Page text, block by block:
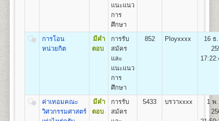
หลักสูตร 4 ปี จำนวน 138 -148
หน่วยกิต
ชื่อปริญญาวิศวกรรมศาสตรบัณฑิต (วศ.บ.) Bachelor of
Engineering (B.Eng.)
1.สาขาวิชาวิศวกรรมโยธา
2.สาขาวิชาวิศวกรรมอุตสาหการ
3.สาขาวิชาวิศวกรรมพลังงาน
4.สาขาวิชาวิศวกรรมคอมพิวเตอร์
5.สาขาวิชาวิศวกรรมสิ่งแวดล้อม
สูตรการชำระเงินสำหรับผู้เข้าศึกษาราย
กระบวนวิชา (PRE-DEGREE)
จำนวน
หน่วยกิต
ค่า
บำรุง
ค่า
ธรรมเนียม
แรกเข้า
ศึกษา
ค่าทำ
ถาวร
ค่าขึ้น
(บาท)
800
2 100 500 800 100 500 100
แนะแนว
การ
ศึกษา
การโอน
หน่วยกิต
มีคำ
ตอบ
การรับ
สมัคร
และ
แนะแนว
การ
ศึกษา
852 Ployxxxx
16 ธ
ค่าเทอมคณะ
วิศวกรรมศาสตร์
มีคำ
ตอบ
การรับ
สมัคร
5433 บรวาxxxx
1 พ